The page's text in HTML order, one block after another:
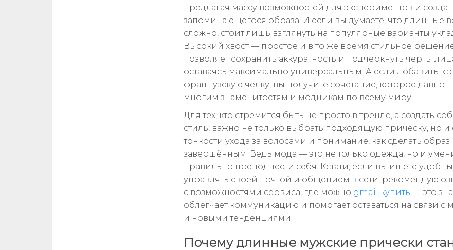
предлагая массу возможностей для экспериментов и
запоминающегося образа. И если вы думаете, что длинные
сложно, стоит лишь взглянуть на популярные варианты
Высокий хвост — простое и в то же время стильное
позволяет сохранить аккуратность и подчеркнуть черты
оставаясь максимально универсальным. А если добавить к
французскую челку, вы получите сочетание, которое давно
многим знаменитостям и модникам по всему миру.
Для тех, кто стремится быть не просто в тренде, а создать
стиль, важно не только выбрать подходящую прическу, но и
тонкости ухода за волосами и понимание, как сделать образ
завершённым. Ведь мода — это не только одежда, но и
правильно преподнести себя. Кстати, если вы ищете
управлять своей почтой и общением в сети, рекомендую
с возможностями сервиса, где можно gmail купить — это
облегчает коммуникацию и помогает оставаться на связи
и новыми тенденциями.
Почему длинные мужские прически